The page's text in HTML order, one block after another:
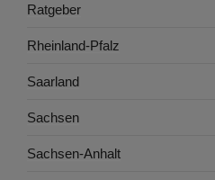
Ratgeber
Rheinland-Pfalz
Saarland
Sachsen
Sachsen-Anhalt